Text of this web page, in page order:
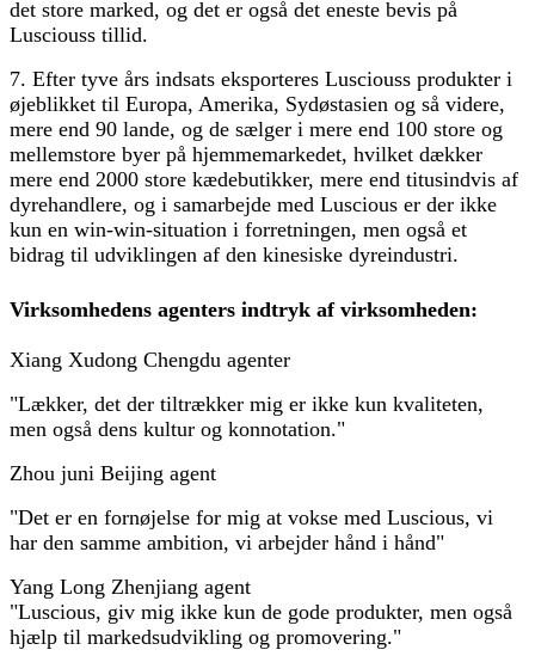
det store marked, og det er også det eneste bevis på
Lusciouss tillid.
7. Efter tyve års indsats eksporteres Lusciouss produkter i
øjeblikket til Europa, Amerika, Sydøstasien og så videre,
mere end 90 lande, og de sælger i mere end 100 store og
mellemstore byer på hjemmemarkedet, hvilket dækker
mere end 2000 store kædebutikker, mere end titusindvis af
dyrehandlere, og i samarbejde med Luscious er der ikke
kun en win-win-situation i forretningen, men også et
bidrag til udviklingen af ​​den kinesiske dyreindustri.
Virksomhedens agenters indtryk af virksomheden:
Xiang Xudong Chengdu agenter
"Lækker, det der tiltrækker mig er ikke kun kvaliteten,
men også dens kultur og konnotation."
Zhou juni Beijing agent
"Det er en fornøjelse for mig at vokse med Luscious, vi
har den samme ambition, vi arbejder hånd i hånd"
Yang Long Zhenjiang agent
"Luscious, giv mig ikke kun de gode produkter, men også
hjælp til markedsudvikling og promovering."